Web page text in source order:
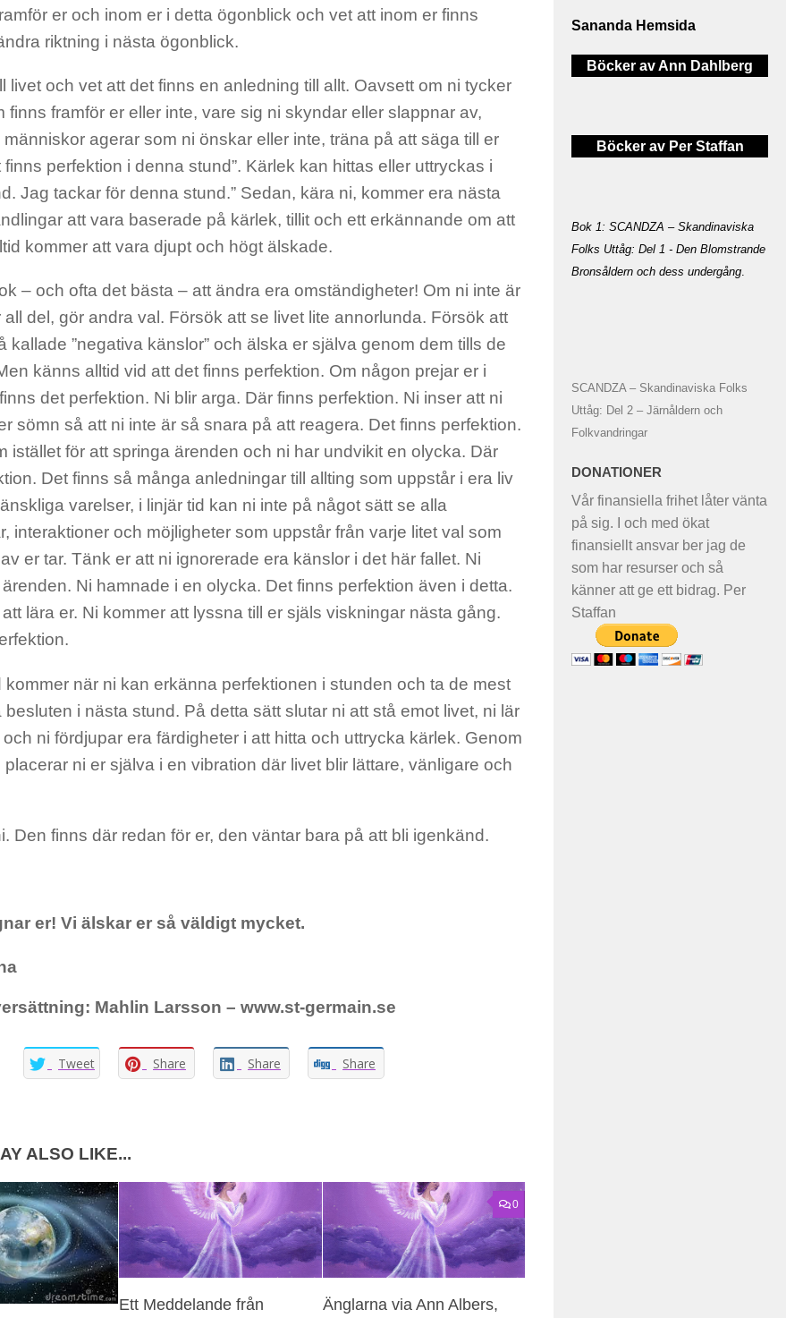
er och inom er i detta ögonblick och vet att inom er finns
riktning i nästa ögonblick.
livet och vet att det finns en anledning till allt. Oavsett om ni tycker
finns framför er eller inte, vare sig ni skyndar eller slappnar av,
agerar som ni önskar eller inte, träna på att säga till er
finns perfektion i denna stund”. Kärlek kan hittas eller uttryckas i
Jag tackar för denna stund.” Sedan, kära ni, kommer era nästa
att vara baserade på kärlek, tillit och ett erkännande om att
kommer att vara djupt och högt älskade.
– och ofta det bästa – att ändra era omständigheter! Om ni inte är
all del, gör andra val. Försök att se livet lite annorlunda. Försök att
kallade ”negativa känslor” och älska er själva genom dem tills de
känns alltid vid att det finns perfektion. Om någon prejar er i
det perfektion. Ni blir arga. Där finns perfektion. Ni inser att ni
sömn så att ni inte är så snara på att reagera. Det finns perfektion.
istället för att springa ärenden och ni har undvikit en olycka. Där
Det finns så många anledningar till allting som uppstår i era liv
varelser, i linjär tid kan ni inte på något sätt se alla
interaktioner och möjligheter som uppstår från varje litet val som
er tar. Tänk er att ni ignorerade era känslor i det här fallet. Ni
Ni hamnade i en olycka. Det finns perfektion även i detta.
lära er. Ni kommer att lyssna till er själs viskningar nästa gång.
kommer när ni kan erkänna perfektionen i stunden och ta de mest
besluten i nästa stund. På detta sätt slutar ni att stå emot livet, ni lär
ni fördjupar era färdigheter i att hitta och uttrycka kärlek. Genom
placerar ni er själva i en vibration där livet blir lättare, vänligare och
Den finns där redan för er, den väntar bara på att bli igenkänd.
er! Vi älskar er så väldigt mycket.
Mahlin Larsson – www.st-germain.se
Tweet Share Share Share
ALSO LIKE...
Ett Meddelande från
0
Änglarna via Ann Albers,
Sananda Hemsida
Böcker av Ann Dahlberg
Böcker av Per Staffan
Bok 1: SCANDZA – Skandinaviska
Folks Uttåg: Del 1 - Den Blomstrande
Bronsåldern och dess undergång.
SCANDZA – Skandinaviska Folks
Uttåg: Del 2 – Järnåldern och
Folkvandringar
DONATIONER
Vår finansiella frihet låter vänta
på sig. I och med ökat
finansiellt ansvar ber jag de
som har resurser och så
känner att ge ett bidrag. Per
Staffan